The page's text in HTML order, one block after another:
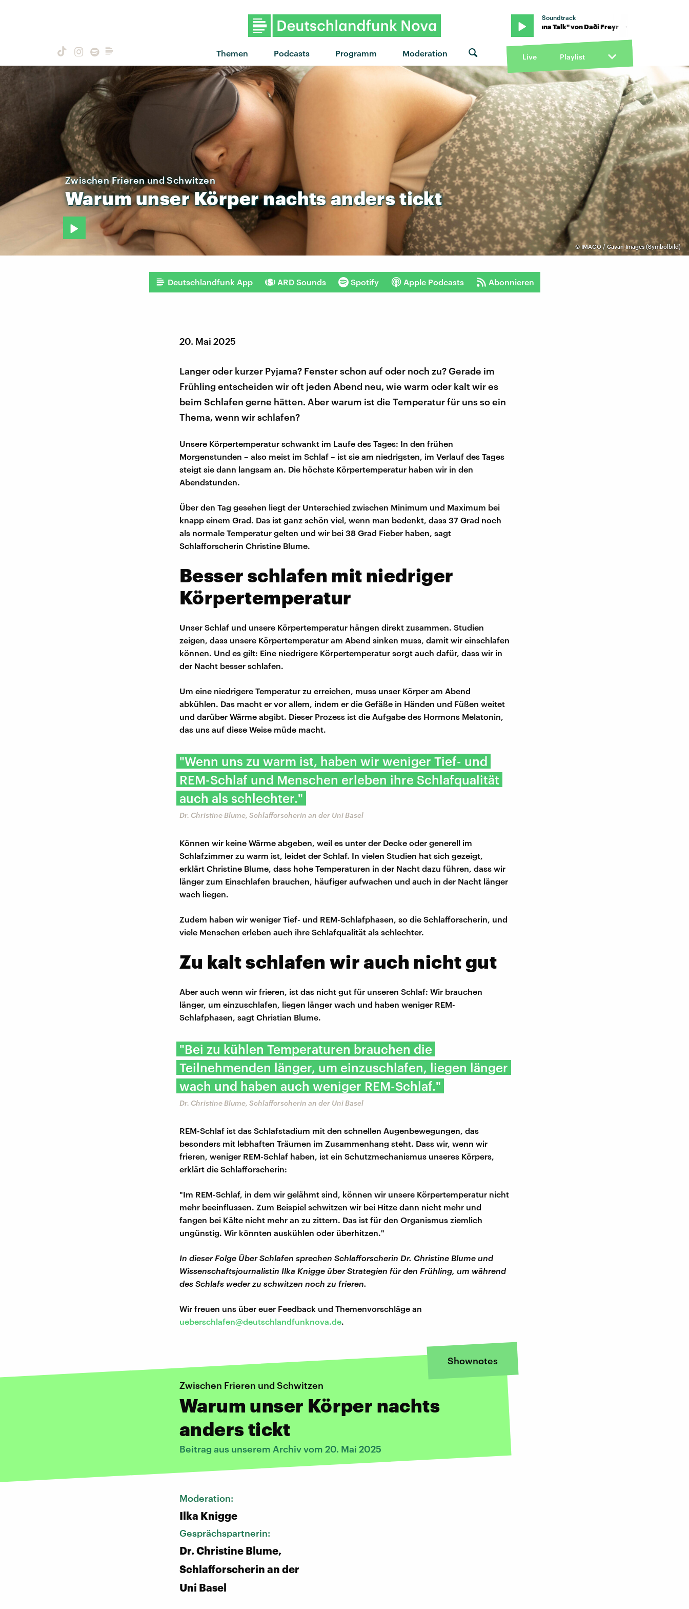
Themen Podcasts Programm Moderation
Soundtrack
"I Don't Wanna Talk" von Daði Freyr · "I Don't Wanna Talk" von Daði Freyr · "I Don't Wanna Talk" von Daði
Live Playlist
© IMAGO / Cavan Images (Symbolbild)
Zwischen Frieren und Schwitzen
WarumunserKörpernachtsanderstickt
Deutschlandfunk App ARD Sounds Spotify Apple Podcasts Abonnieren
20. Mai 2025
Langer oder kurzer Pyjama? Fenster schon auf oder noch zu? Gerade im
Frühling entscheiden wir oft jeden Abend neu, wie warm oder kalt wir es
beim Schlafen gerne hätten. Aber warum ist die Temperatur für uns so ein
Thema, wenn wir schlafen?
Unsere Körpertemperatur schwankt im Laufe des Tages: In den frühen
Morgenstunden – also meist im Schlaf – ist sie am niedrigsten, im Verlauf des Tages
steigt sie dann langsam an. Die höchste Körpertemperatur haben wir in den
Abendstunden.
Über den Tag gesehen liegt der Unterschied zwischen Minimum und Maximum bei
knapp einem Grad. Das ist ganz schön viel, wenn man bedenkt, dass 37 Grad noch
als normale Temperatur gelten und wir bei 38 Grad Fieber haben, sagt
Schlafforscherin Christine Blume.
Besser schlafen mit niedriger
Körpertemperatur
Unser Schlaf und unsere Körpertemperatur hängen direkt zusammen. Studien
zeigen, dass unsere Körpertemperatur am Abend sinken muss, damit wir einschlafen
können. Und es gilt: Eine niedrigere Körpertemperatur sorgt auch dafür, dass wir in
der Nacht besser schlafen.
Um eine niedrigere Temperatur zu erreichen, muss unser Körper am Abend
abkühlen. Das macht er vor allem, indem er die Gefäße in Händen und Füßen weitet
und darüber Wärme abgibt. Dieser Prozess ist die Aufgabe des Hormons Melatonin,
das uns auf diese Weise müde macht.
"Wenn uns zu warm ist, haben wir weniger Tief- und
REM-Schlaf und Menschen erleben ihre Schlafqualität
auch als schlechter."
Dr. Christine Blume, Schlafforscherin an der Uni Basel
Können wir keine Wärme abgeben, weil es unter der Decke oder generell im
Schlafzimmer zu warm ist, leidet der Schlaf. In vielen Studien hat sich gezeigt,
erklärt Christine Blume, dass hohe Temperaturen in der Nacht dazu führen, dass wir
länger zum Einschlafen brauchen, häufiger aufwachen und auch in der Nacht länger
wach liegen.
Zudem haben wir weniger Tief- und REM-Schlafphasen, so die Schlafforscherin, und
viele Menschen erleben auch ihre Schlafqualität als schlechter.
Zu kalt schlafen wir auch nicht gut
Aber auch wenn wir frieren, ist das nicht gut für unseren Schlaf: Wir brauchen
länger, um einzuschlafen, liegen länger wach und haben weniger REM-
Schlafphasen, sagt Christian Blume.
"Bei zu kühlen Temperaturen brauchen die
Teilnehmenden länger, um einzuschlafen, liegen länger
wach und haben auch weniger REM-Schlaf."
Dr. Christine Blume, Schlafforscherin an der Uni Basel
REM-Schlaf ist das Schlafstadium mit den schnellen Augenbewegungen, das
besonders mit lebhaften Träumen im Zusammenhang steht. Dass wir, wenn wir
frieren, weniger REM-Schlaf haben, ist ein Schutzmechanismus unseres Körpers,
erklärt die Schlafforscherin:
"Im REM-Schlaf, in dem wir gelähmt sind, können wir unsere Körpertemperatur nicht
mehr beeinflussen. Zum Beispiel schwitzen wir bei Hitze dann nicht mehr und
fangen bei Kälte nicht mehr an zu zittern. Das ist für den Organismus ziemlich
ungünstig. Wir könnten auskühlen oder überhitzen."
In dieser Folge Über Schlafen sprechen Schlafforscherin Dr. Christine Blume und
Wissenschaftsjournalistin Ilka Knigge über Strategien für den Frühling, um während
des Schlafs weder zu schwitzen noch zu frieren.
Wir freuen uns über euer Feedback und Themenvorschläge an
ueberschlafen@deutschlandfunknova.de.
Shownotes
Zwischen Frieren und Schwitzen
Warum unser Körper nachts
anders tickt
Beitrag aus unserem Archiv vom 20. Mai 2025
Moderation:
Ilka Knigge
Gesprächspartnerin:
Dr. Christine Blume,
Schlafforscherin an der
Uni Basel